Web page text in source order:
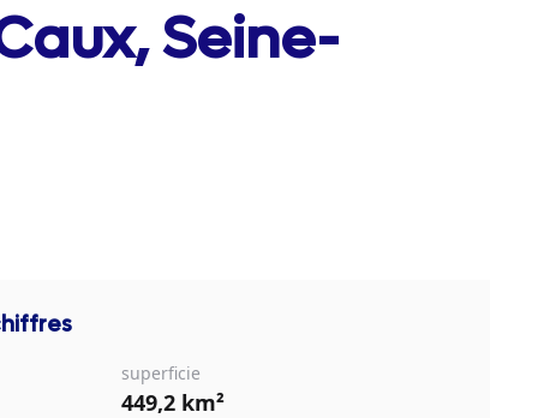
Seine-
superficie
449,2 km²